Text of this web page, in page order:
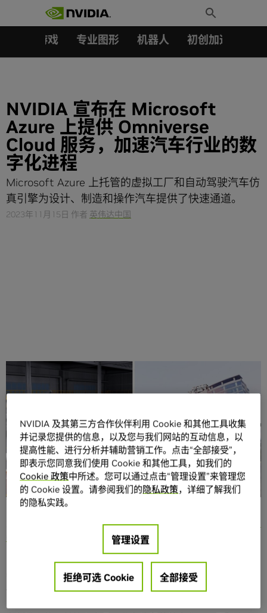
Toggle
Search
游戏 专业图形 机器人 初创加速会员成
NVIDIA 宣布在 Microsoft
Azure 上提供 Omniverse
Cloud 服务，加速汽车行业的数
字化进程
Microsoft Azure 上托管的虚拟工厂和自动驾驶汽车仿
真引擎为设计、制造和操作汽车提供了快速通道。
2023年11月15日 作者 英伟达中国
分享
众多车企正在深入改变其产品生命周期的各个阶段，将其以
物理、人工为主的流程，升级进化成软件驱动的 AI 增强数字
化系统。
为帮助他们节约成本并缩短交付周期，NVIDIA 在
上发布了两个全新的仿真引擎：虚拟工厂仿真引擎和
自动驾驶汽车（AV）仿真引擎。
Omniverse Cloud 是一项用于开发和部署工业数字化应用的
平台即服务（PaaS，platform-as-a-service），这项服务现
NVIDIA 及其第三方合作伙伴利用 Cookie 和其他工具收集
并记录您提供的信息，以及您与我们网站的互动信息，以
提高性能、进行分析并辅助营销工作。点击“全部接受”，
即表示您同意我们使用 Cookie 和其他工具，如我们的
Cookie 政策中所述。您可以通过点击“管理设置”来管理您
的 Cookie 设置。请参阅我们的隐私政策，详细了解我们
的隐私实践。
管理设置
拒绝可选 Cookie 全部接受